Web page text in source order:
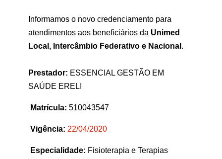
Informamos o novo credenciamento para
atendimentos aos beneficiários da Unimed
Local, Intercâmbio Federativo e Nacional .
Prestador: ESSENCIAL GESTÃO EM
SAÚDE ERELI
Matrícula: 510043547
Vigência: 22/04/2020
Especialidade: Fisioterapia e Terapias